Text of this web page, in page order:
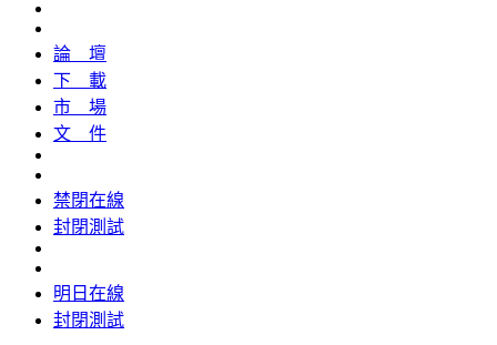
論 壇
下 載
市 場
文 件
禁閉在線
封閉測試
明日在線
封閉測試